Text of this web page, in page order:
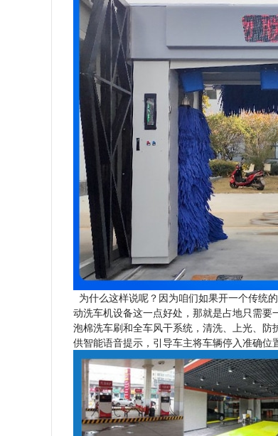
为什么这样说呢？因为咱们如果开一个传统
动洗车机设备这一点好处，那就是占地只需
泡棉洗车刷和全车风干系统，清洗、上光、
供智能语音提示，引导车主将车辆停入准确位